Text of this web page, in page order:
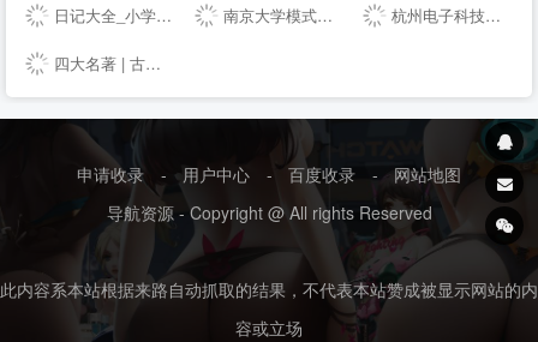
日记大全_小学生日记大全网 南京大学模式动物研究所 杭州电子科技大学
四大名著 | 古典四大名著小说
申请收录 - 用户中心 - 百度收录 -
网站地图
导航资源 - Copyright @ All rights Reserved
此内容系本站根据来路自动抓取的结果，不代表本站赞成被显示网站的内
容或立场